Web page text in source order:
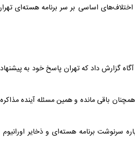
اساسی بر سر برنامه هسته‌ای
اردیبهشت‌ماه به نقل از منابع آگاه گزارش داد که تهران پاسخ خود
باقی مانده و همین مسئله آینده مذاکره
سرنوشت برنامه هسته‌ای و ذخایر اورانیوم